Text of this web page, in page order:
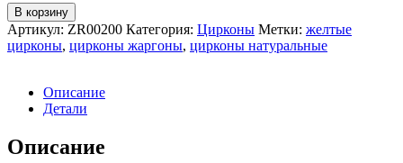
Количество
товара
Желтый
циркон
В корзину
Артикул: ZR00200 Категория: Цирконы Метки: желтые
цирконы, цирконы жаргоны, цирконы натуральные
Описание
Детали
Описание